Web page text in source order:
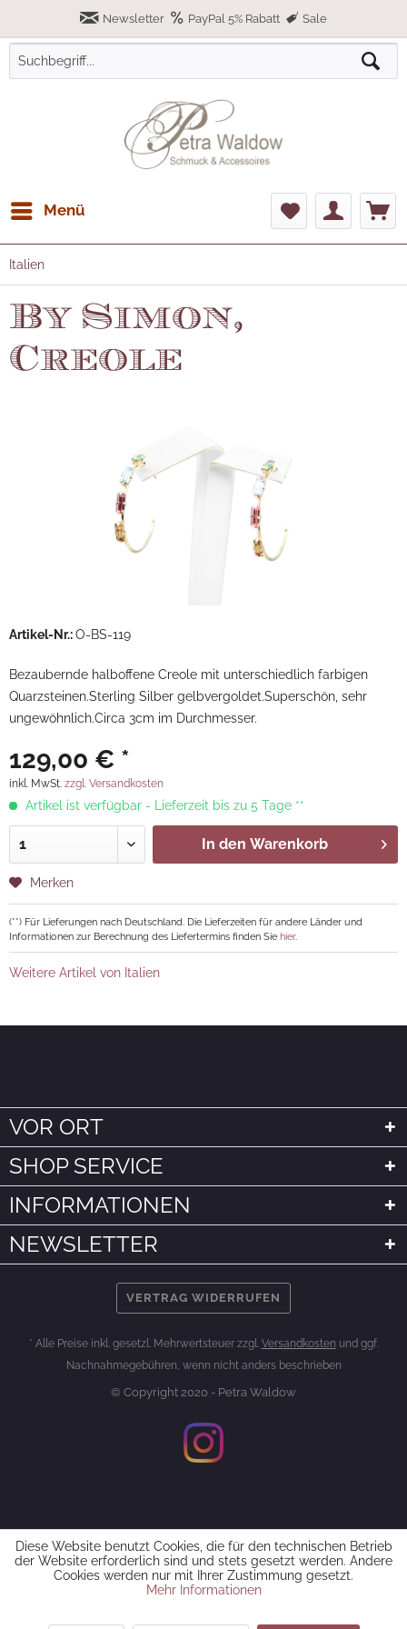
Newsletter PayPal 5% Rabatt Sale
Menü
Italien
By Simon,
Creole
Artikel-Nr.:O-BS-119
Bezaubernde halboffene Creole mit unterschiedlich farbigen
Quarzsteinen.Sterling Silber gelbvergoldet.Superschön, sehr
ungewöhnlich.Circa 3cm im Durchmesser.
129,00 € *
inkl. MwSt. zzgl. Versandkosten
Artikel ist verfügbar - Lieferzeit bis zu 5 Tage **
In den Warenkorb
Merken
(**) Für Lieferungen nach Deutschland. Die Lieferzeiten für andere Länder und
Informationen zur Berechnung des Liefertermins finden Sie hier.
Weitere Artikel von Italien
VOR ORT
SHOP SERVICE
INFORMATIONEN
NEWSLETTER
VERTRAG WIDERRUFEN
* Alle Preise inkl. gesetzl. Mehrwertsteuer zzgl. Versandkosten und ggf.
Nachnahmegebühren, wenn nicht anders beschrieben
© Copyright 2020 - Petra Waldow
Diese Website benutzt Cookies, die für den technischen Betrieb
der Website erforderlich sind und stets gesetzt werden. Andere
Cookies werden nur mit Ihrer Zustimmung gesetzt.
Mehr Informationen